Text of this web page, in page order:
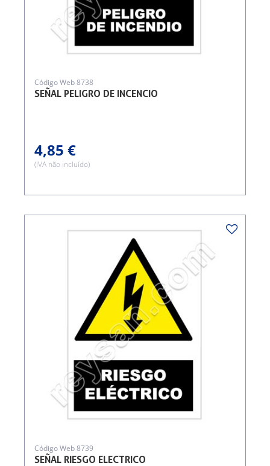
SEÑAL PELIGRO DE INCENCIO
Código Web 8738
4,85 €
(IVA não incluído)
SEÑAL RIESGO ELECTRICO
Código Web 8739